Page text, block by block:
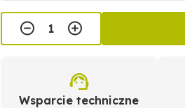
Wsparcie techniczne